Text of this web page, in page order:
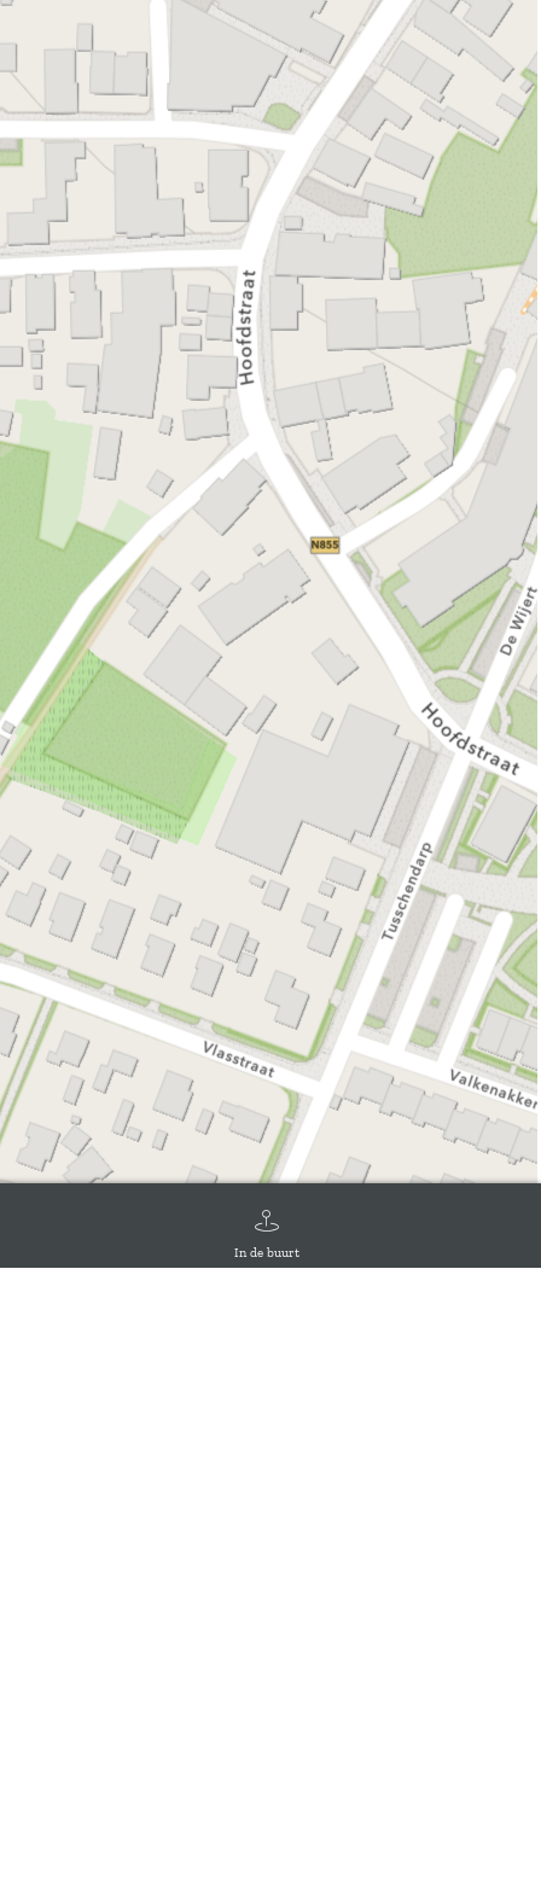
In de buurt